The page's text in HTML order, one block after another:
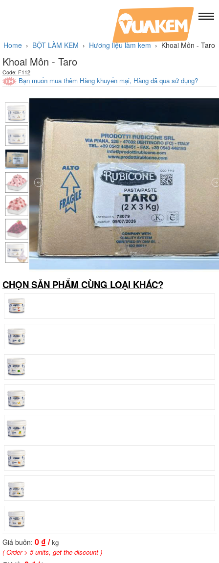
Home › BỘT LÀM KEM › Hương liệu làm kem› Khoai Môn - Taro
Khoai Môn - Taro
Code: F112
Bạn muốn mua thêm Hàng khuyến mại, Hàng đã qua sử dụng?
CHỌN SẢN PHẨM CÙNG LOẠI KHÁC?
Giá buôn: 0 ₫ / kg
( Order > 5 units, get the discount )